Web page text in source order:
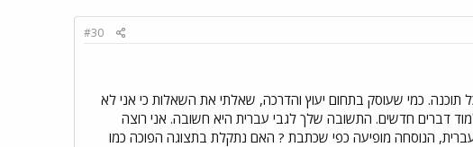
#30
כמי שעוסק בתחום יעוץ והדרכה, שאלתי את השאלות כי אני לא
דברים חדשים. התשובה שלך לגבי עברית היא חשובה. אני רוצה
הנוסחה מופיעה כפי שכתבת ? האם נתקלת בתצוגה הפוכה כמו